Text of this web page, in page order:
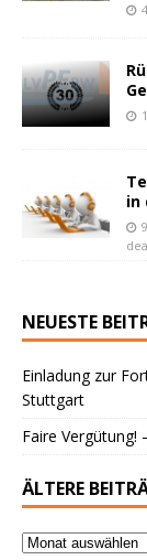
in
NEUESTE
Einladung zur
Stuttgart
Faire
ÄLTERE